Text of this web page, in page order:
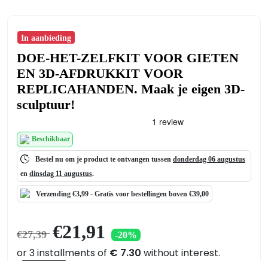
In aanbieding
DOE-HET-ZELFKIT VOOR GIETEN
EN 3D-AFDRUKKIT VOOR
REPLICAHANDEN. Maak je eigen 3D-
sculptuur!
Beschikbaar
Bestel nu om je product te ontvangen tussen donderdag 06 augustus
en dinsdag 11 augustus.
Verzending €3,99 - Gratis voor bestellingen boven €39,00
€27,39
Oorspronkelijke
prijs
was:
€21,91 prijs
is:
-20%